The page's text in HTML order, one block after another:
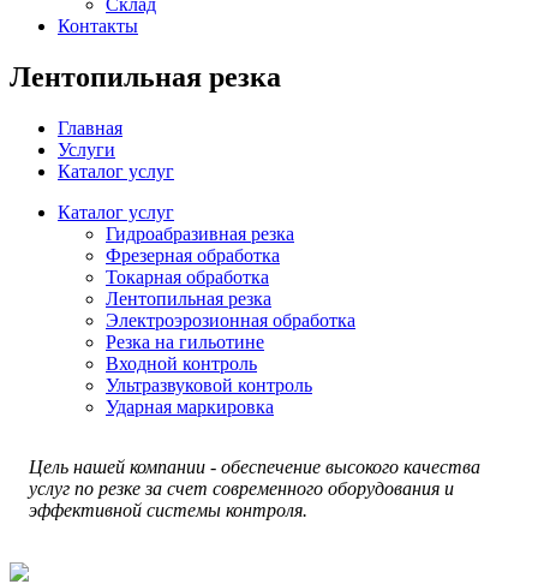
Склад
Контакты
Лентопильная резка
Главная
Услуги
Каталог услуг
Каталог услуг
Гидроабразивная резка
Фрезерная обработка
Токарная обработка
Лентопильная резка
Электроэрозионная обработка
Резка на гильотине
Входной контроль
Ультразвуковой контроль
Ударная маркировка
Цель нашей компании - обеспечение высокого качества
услуг по резке за счет современного оборудования и
эффективной системы контроля.